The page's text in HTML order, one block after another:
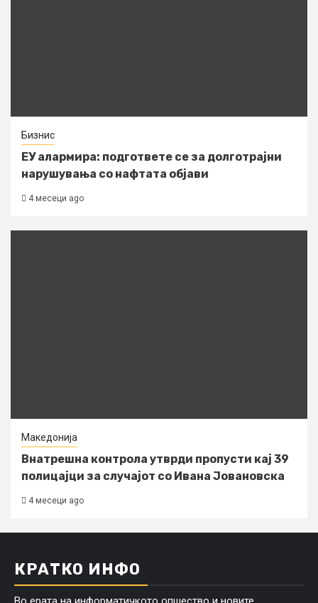
Бизнис
ЕУ алармира: подгответе се за долготрајни
нарушувања со нафтата објави
4 месеци ago
Македонија
Внатрешна контрола утврди пропусти кај 39
полицајци за случајот со Ивана Јовановска
4 месеци ago
КРАТКО ИНФО